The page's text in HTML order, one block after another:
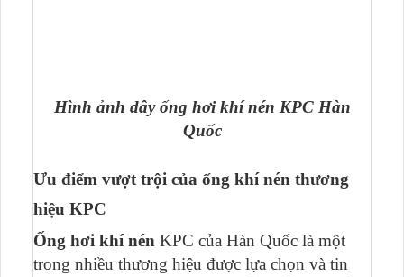
Hình ảnh dây ống hơi khí nén KPC Hàn
Quốc
Ưu điểm vượt trội của ống khí nén thương
hiệu KPC
Ống hơi khí nén KPC của Hàn Quốc là một
trong nhiều thương hiệu được lựa chọn và tin